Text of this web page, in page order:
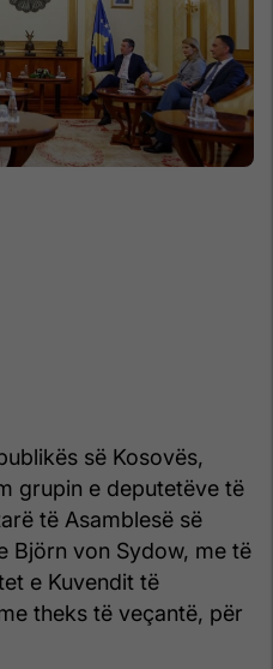
së Kosovës,
grupin e deputetëve të
të Asamblesë së
Björn von Sydow, me të
e Kuvendit të
theks të veçantë, për